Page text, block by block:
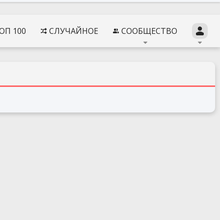
100 СЛУЧАЙНОЕ СООБЩЕСТВО